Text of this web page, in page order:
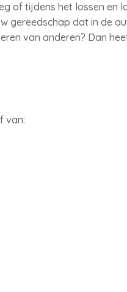
of tijdens het lossen en
gereedschap dat in de
van anderen? Dan
van: